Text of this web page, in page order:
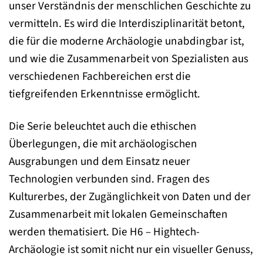
unser Verständnis der menschlichen Geschichte zu
vermitteln. Es wird die Interdisziplinarität betont,
die für die moderne Archäologie unabdingbar ist,
und wie die Zusammenarbeit von Spezialisten aus
verschiedenen Fachbereichen erst die
tiefgreifenden Erkenntnisse ermöglicht.
Die Serie beleuchtet auch die ethischen
Überlegungen, die mit archäologischen
Ausgrabungen und dem Einsatz neuer
Technologien verbunden sind. Fragen des
Kulturerbes, der Zugänglichkeit von Daten und der
Zusammenarbeit mit lokalen Gemeinschaften
werden thematisiert. Die H6 – Hightech-
Archäologie ist somit nicht nur ein visueller Genuss,